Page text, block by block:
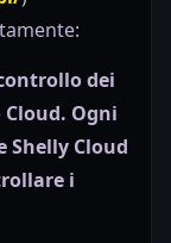
dei
Ogni
Cloud
i